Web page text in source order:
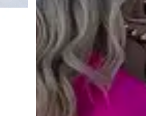
Seu design é longo, com decote
recortes em babado godê no busto.
Conta com alcinhas finas,
conforto em toda a linha do
trazendo movimento à peça.
* Para ser assertiva na
medidas inclusa em
escolha são sua medida de